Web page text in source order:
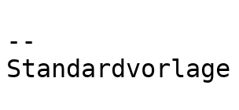
--
Standardvorlage